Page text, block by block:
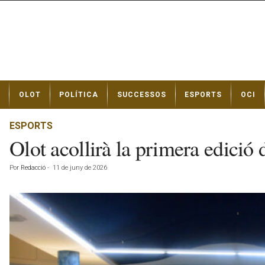
t
OLOT POLÍTICA SUCCESSOS ESPORTS OCI
ESPORTS
Olot acollirà la primera edició
Por Redacció - 11 de juny de 2026